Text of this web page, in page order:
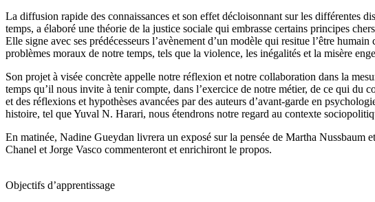
La diffusion rapide des connaissances et son effet décloisonnant sur les différentes
temps, a élaboré une théorie de la justice sociale qui embrasse certains principes
Elle signe avec ses prédécesseurs l’avènement d’un modèle qui resitue l’être
problèmes moraux de notre temps, tels que la violence, les inégalités et la misère
Son projet à visée concrète appelle notre réflexion et notre collaboration dans la
temps qu’il nous invite à tenir compte, dans l’exercice de notre métier, de ce qui du
et des réflexions et hypothèses avancées par des auteurs d’avant-garde en
histoire, tel que Yuval N. Harari, nous étendrons notre regard au contexte
En matinée, Nadine Gueydan livrera un exposé sur la pensée de Martha
Chanel et Jorge Vasco commenteront et enrichiront le propos.
Objectifs d’apprentissage